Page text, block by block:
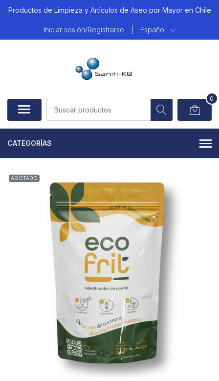
Productos de Limpieza y Artículos de Aseo por Mayor en Chile
Iniciar sesión/Registrarse Español
0
CATEGORÍAS
AGOTADO